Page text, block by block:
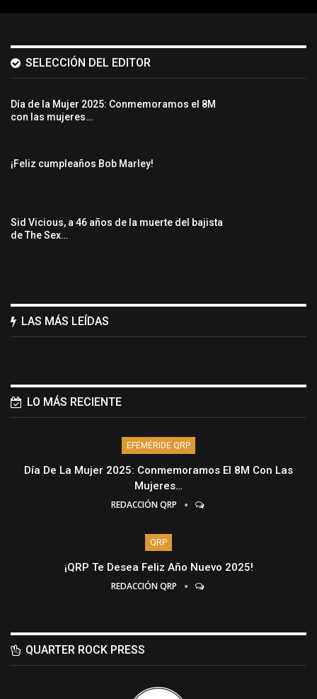
SELECCIÓN DEL EDITOR
Día de la Mujer 2025: Conmemoramos el 8M
con las mujeres…
¡Feliz cumpleaños Bob Marley!
Sid Vicious, a 46 años de la muerte del bajista
de The Sex…
LAS MÁS LEÍDAS
LO MÁS RECIENTE
EFEMÉRIDE QRP
Día De La Mujer 2025: Conmemoramos El 8M Con Las
Mujeres…
REDACCIÓN QRP
QRP
¡QRP Te Desea Feliz Año Nuevo 2025!
REDACCIÓN QRP
QUARTER ROCK PRESS